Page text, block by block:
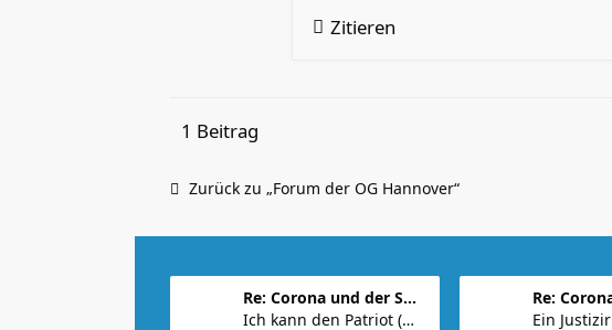
Zitieren
1 Beitrag
Zurück zu „Forum der OG Hannover“
Re: Corona und der Sport
Ich kann den Patriot (ungeimpft) mal fragen. Wür